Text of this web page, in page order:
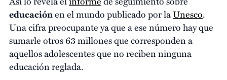
educaciónen el mundo publicado por laUnesco.
Una cifra preocupante ya que a ese número hay que
sumarle otros 63 millones que corresponden a
aquellos adolescentes que no reciben ninguna
educación reglada.